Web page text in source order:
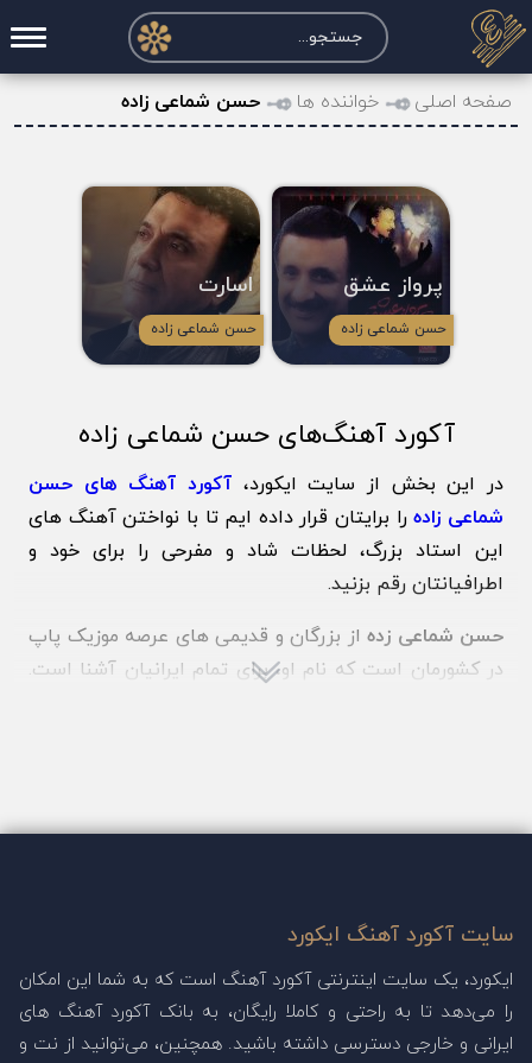
صفحه اصلی
نت و تبلچر
تماس با ما
حساب کاربری
صفحه اصلی خواننده ها حسن شماعی زاده
پرواز عشق
حسن شماعی زاده
اسارت
حسن شماعی زاده
آکورد آهنگ‌های حسن شماعی زاده
در این بخش از سایت ایکورد، آکورد آهنگ های حسن
شماعی زادهرا برایتان قرار داده ایم تا با نواختن آهنگ های
این استاد بزرگ، لحظات شاد و مفرحی را برای خود و
اطرافیانتان رقم بزنید.
حسن شماعی زده از بزرگان و قدیمی های عرصه موزیک پاپ
در کشورمان است که نام او، برای تمام ایرانیان آشنا است.
سایت آکورد آهنگ ایکورد
ایکورد، یک سایت اینترنتی آکورد آهنگ است که به شما این امکان
را می‌دهد تا به راحتی و کاملا رایگان، به بانک آکورد آهنگ های
ایرانی و خارجی دسترسی داشته باشید. همچنین، می‌توانید از نت و